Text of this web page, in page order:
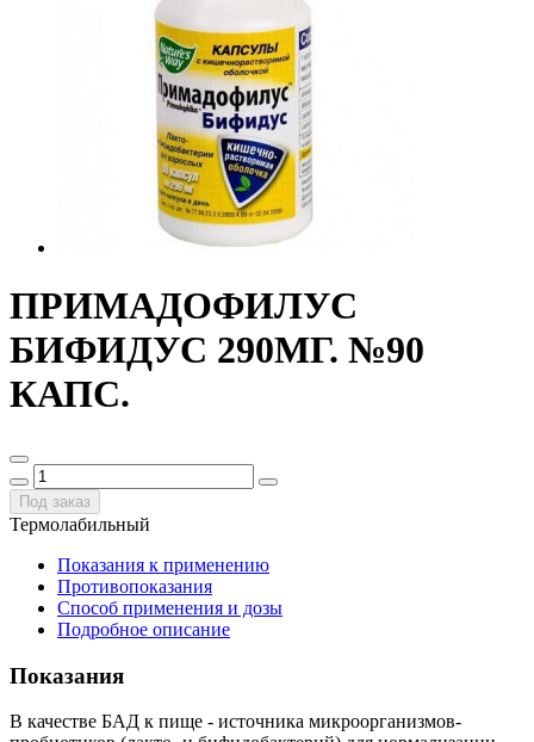
ПРИМАДОФИЛУС
БИФИДУС 290МГ. №90
КАПС.
Под заказ
Термолабильный
Показания к применению
Противопоказания
Способ применения и дозы
Подробное описание
Показания
В качестве БАД к пище - источника микроорганизмов-